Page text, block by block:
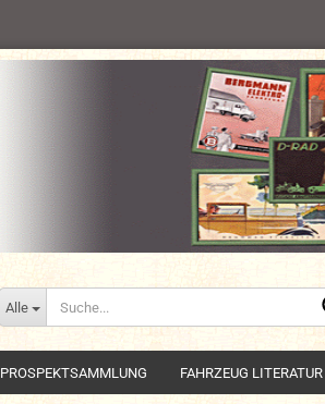
Alle
PROSPEKTSAMMLUNG FAHRZEUG